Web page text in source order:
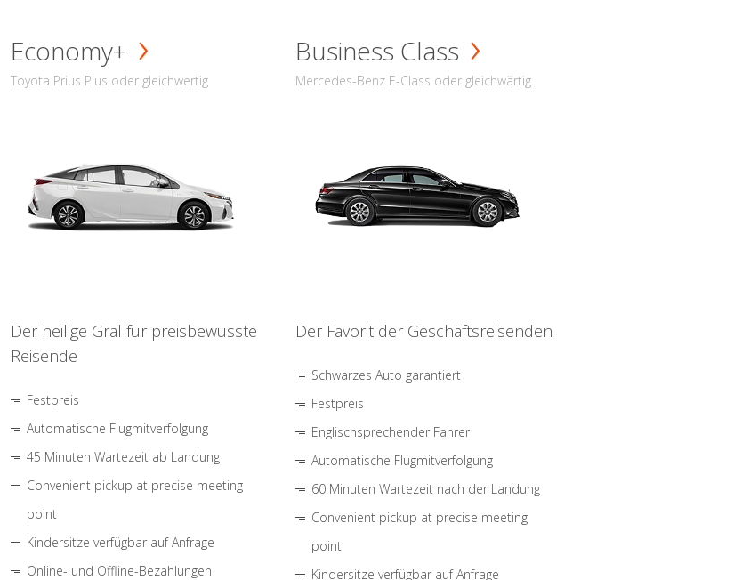
Economy+
Toyota Prius Plus oder gleichwertig
Der heilige Gral für preisbewusste
Reisende
Festpreis
Automatische Flugmitverfolgung
45 Minuten Wartezeit ab Landung
Convenient pickup at precise meeting
point
Kindersitze verfügbar auf Anfrage
Online- und Offline-Bezahlungen
Business Class
Mercedes-Benz E-Class oder gleichwärtig
Der Favorit der Geschäftsreisenden
Schwarzes Auto garantiert
Festpreis
Englischsprechender Fahrer
Automatische Flugmitverfolgung
60 Minuten Wartezeit nach der Landung
Convenient pickup at precise meeting
point
Kindersitze verfügbar auf Anfrage